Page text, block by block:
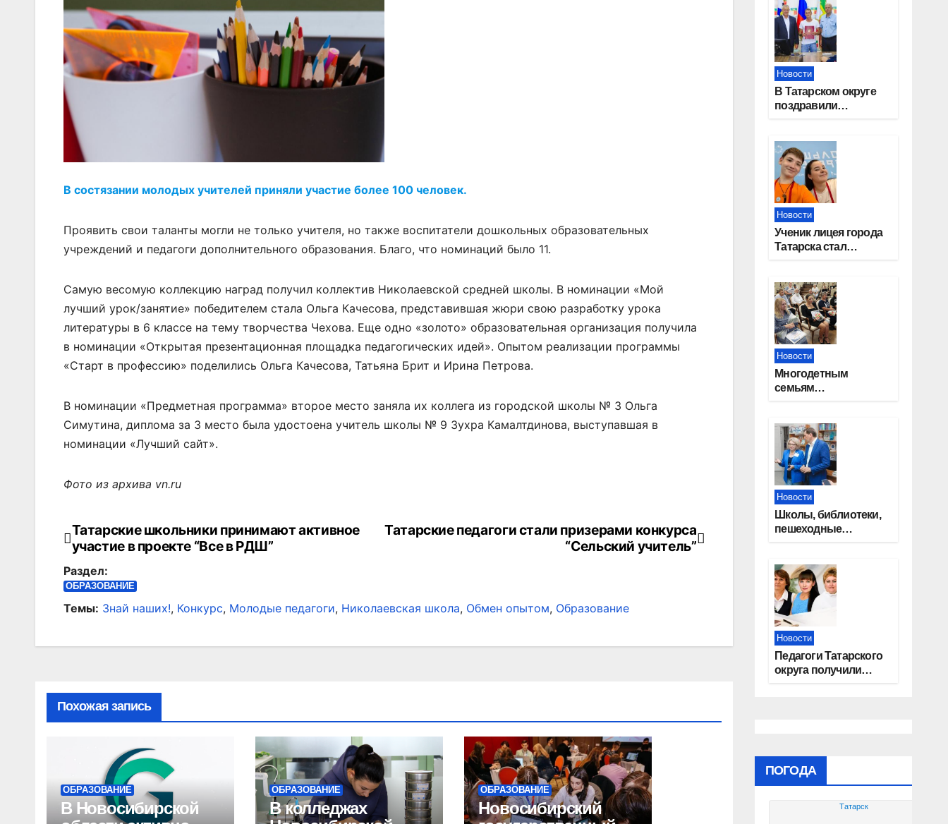
В состязании молодых учителей приняли участие более 100 человек.
Проявить свои таланты могли не только учителя, но также воспитатели дошкольных образовательных
учреждений и педагоги дополнительного образования. Благо, что номинаций было 11.
Самую весомую коллекцию наград получил коллектив Николаевской средней школы. В номинации «Мой
лучший урок/занятие» победителем стала Ольга Качесова, представившая жюри свою разработку урока
литературы в 6 классе на тему творчества Чехова. Еще одно «золото» образовательная организация получила
в номинации «Открытая презентационная площадка педагогических идей». Опытом реализации программы
«Старт в профессию» поделились Ольга Качесова, Татьяна Брит и Ирина Петрова.
В номинации «Предметная программа» второе место заняла их коллега из городской школы № 3 Ольга
Симутина, диплома за 3 место была удостоена учитель школы № 9 Зухра Камалтдинова, выступавшая в
номинации «Лучший сайт».
Фото из архива vn.ru
Навигация
по
записям
Татарские педагоги стали призерами конкурса
“Сельский учитель”
Татарские школьники принимают активное
участие в проекте “Все в РДШ”
Раздел:
ОБРАЗОВАНИЕ
Темы: Знай наших!, Конкурс, Молодые педагоги, Николаевская школа, Обмен опытом, Образование
Похожая запись
ОБРАЗОВАНИЕ
В Новосибирской
ОБРАЗОВАНИЕ
В колледжах
ОБРАЗОВАНИЕ
Новосибирский
группы компаний
«СОЮЗ»
Новости
В Татарском округе
поздравили
отрасли
Новости
Ученик лицея города
Татарска стал
Новости
Многодетным
семьям
сертификаты на
приобретение
автомобилей
Новости
Школы, библиотеки,
пешеходные
«Единой России»
контролируют
работы на
социальных
объектах
Новости
Педагоги Татарского
округа получили
ПОГОДА
Татарск